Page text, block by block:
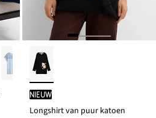
Nieuw
Longshirt van puur katoen